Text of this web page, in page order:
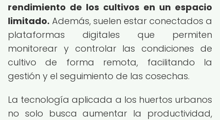
rendimiento de los cultivos en un espacio
limitado. Además, suelen estar conectados a
plataformas digitales que permiten
monitorear y controlar las condiciones de
cultivo de forma remota, facilitando la
gestión y el seguimiento de las cosechas.
La tecnología aplicada a los huertos urbanos
no solo busca aumentar la productividad,